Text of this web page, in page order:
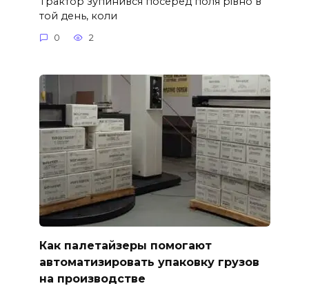
той день, коли
0 2
Как палетайзеры помогают
автоматизировать упаковку грузов
на производстве